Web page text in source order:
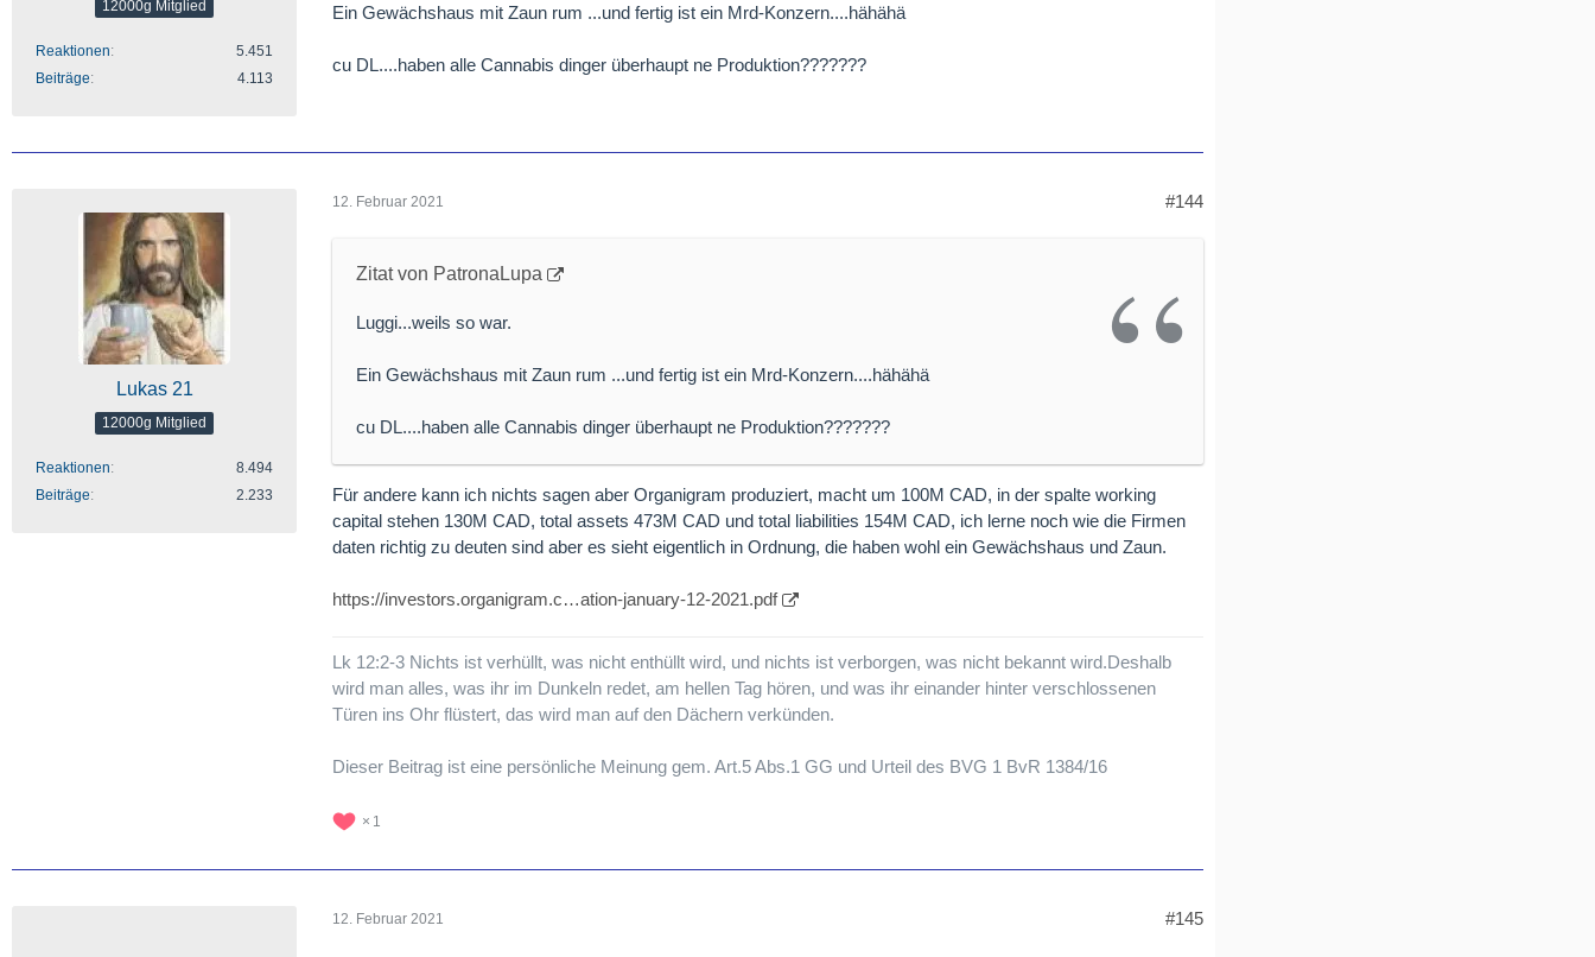
12000g Mitglied
Reaktionen
5.451
Beiträge
4.113
Ein Gewächshaus mit Zaun rum ...und fertig ist ein Mrd-Konzern....hähähä
cu DL....haben alle Cannabis dinger überhaupt ne Produktion???????
Lukas 21
12000g Mitglied
Reaktionen
8.494
Beiträge
2.233
12. Februar 2021 #144
Zitat von PatronaLupa
Luggi...weils so war.
Ein Gewächshaus mit Zaun rum ...und fertig ist ein Mrd-Konzern....hähähä
cu DL....haben alle Cannabis dinger überhaupt ne Produktion???????
Für andere kann ich nichts sagen aber Organigram produziert, macht um 100M CAD, in der spalte working
capital stehen 130M CAD, total assets 473M CAD und total liabilities 154M CAD, ich lerne noch wie die Firmen
daten richtig zu deuten sind aber es sieht eigentlich in Ordnung, die haben wohl ein Gewächshaus und Zaun.
https://investors.organigram.c…ation-january-12-2021.pdf
Lk 12:2-3 Nichts ist verhüllt, was nicht enthüllt wird, und nichts ist verborgen, was nicht bekannt wird.Deshalb
wird man alles, was ihr im Dunkeln redet, am hellen Tag hören, und was ihr einander hinter verschlossenen
Türen ins Ohr flüstert, das wird man auf den Dächern verkünden.
Dieser Beitrag ist eine persönliche Meinung gem. Art.5 Abs.1 GG und Urteil des BVG 1 BvR 1384/16
1
12. Februar 2021 #145